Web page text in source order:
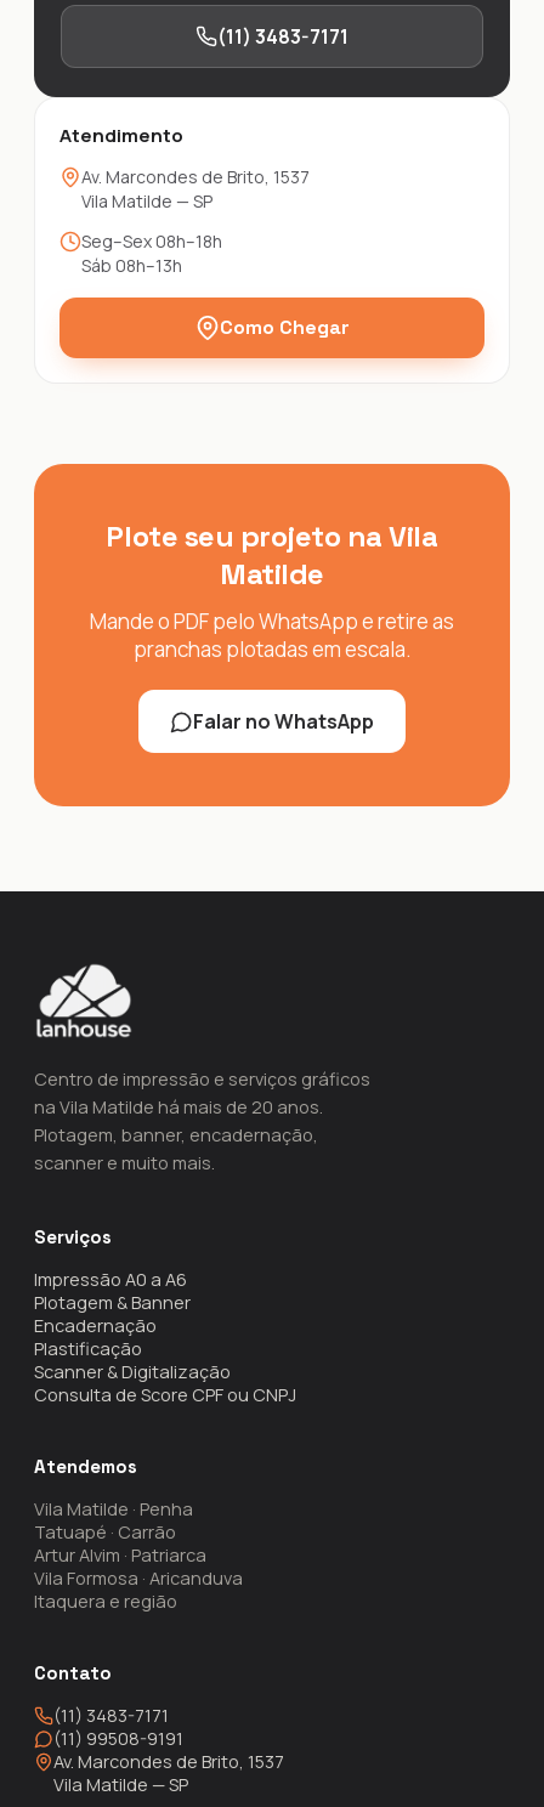
(11) 3483-7171
Atendimento
Av. Marcondes de Brito, 1537
Vila Matilde — SP
Seg–Sex 08h–18h
Sáb 08h–13h
Como Chegar
Plote seu projeto na Vila
Matilde
Mande o PDF pelo WhatsApp e retire as
pranchas plotadas em escala.
Falar no WhatsApp
Centro de impressão e serviços gráficos
na Vila Matilde há mais de 20 anos.
Plotagem, banner, encadernação,
scanner e muito mais.
Serviços
Impressão A0 a A6
Plotagem & Banner
Encadernação
Plastificação
Scanner & Digitalização
Consulta de Score CPF ou CNPJ
Atendemos
Vila Matilde · Penha
Tatuapé · Carrão
Artur Alvim · Patriarca
Vila Formosa · Aricanduva
Itaquera e região
Contato
(11) 3483-7171
(11) 99508-9191
Av. Marcondes de Brito, 1537
Vila Matilde — SP